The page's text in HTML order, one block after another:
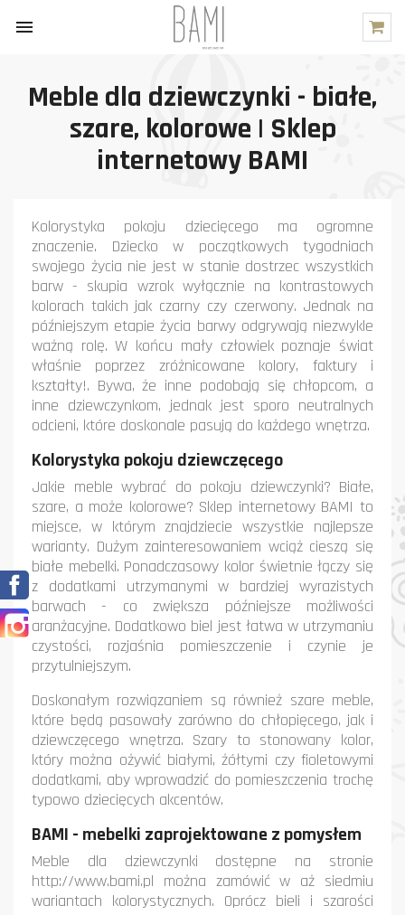

Meble dla dziewczynki - białe,
szare, kolorowe | Sklep
internetowy BAMI
Kolorystyka pokoju dziecięcego ma ogromne
znaczenie. Dziecko w początkowych tygodniach
swojego życia nie jest w stanie dostrzec wszystkich
barw - skupia wzrok wyłącznie na kontrastowych
kolorach takich jak czarny czy czerwony. Jednak na
późniejszym etapie życia barwy odgrywają niezwykle
ważną rolę. W końcu mały człowiek poznaje świat
właśnie poprzez zróżnicowane kolory, faktury i
kształty!. Bywa, że inne podobają się chłopcom, a
inne dziewczynkom, jednak jest sporo neutralnych
odcieni, które doskonale pasują do każdego wnętrza.
Kolorystyka pokoju dziewczęcego
Jakie meble wybrać do pokoju dziewczynki? Białe,
szare, a może kolorowe? Sklep internetowy BAMI to
miejsce, w którym znajdziecie wszystkie najlepsze
warianty. Dużym zainteresowaniem wciąż cieszą się
białe mebelki. Ponadczasowy kolor świetnie łączy się
z dodatkami utrzymanymi w bardziej wyrazistych
barwach - co zwiększa późniejsze możliwości
aranżacyjne. Dodatkowo biel jest łatwa w utrzymaniu
czystości, rozjaśnia pomieszczenie i czynie je
przytulniejszym.
Doskonałym rozwiązaniem są również szare meble,
które będą pasowały zarówno do chłopięcego, jak i
dziewczęcego wnętrza. Szary to stonowany kolor,
który można ożywić białymi, żółtymi czy fioletowymi
dodatkami, aby wprowadzić do pomieszczenia trochę
typowo dziecięcych akcentów.
BAMI - mebelki zaprojektowane z pomysłem
Meble dla dziewczynki dostępne na stronie
http://www.bami.pl można zamówić w aż siedmiu
wariantach kolorystycznych. Oprócz bieli i szarości
Facebook
Instagram